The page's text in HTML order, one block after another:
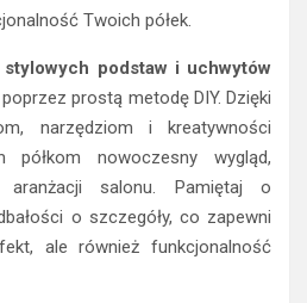
Twoich półek.
stylowych podstaw i uchwytów
prostą metodę DIY. Dzięki
narzędziom i kreatywności
nowoczesny wygląd,
salonu. Pamiętaj o
o szczegóły, co zapewni
ale również funkcjonalność